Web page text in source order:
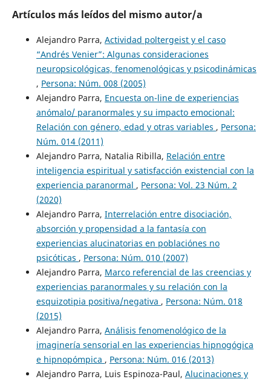
Artículos más leídos del mismo autor/a
Alejandro Parra, Actividad poltergeist y el caso
“Andrés Venier”: Algunas consideraciones
neuropsicológicas, fenomenológicas y psicodinámicas
, Persona: Núm. 008 (2005)
Alejandro Parra, Encuesta on-line de experiencias
anómalo/ paranormales y su impacto emocional:
Relación con género, edad y otras variables , Persona:
Núm. 014 (2011)
Alejandro Parra, Natalia Ribilla, Relación entre
inteligencia espiritual y satisfacción existencial con la
experiencia paranormal , Persona: Vol. 23 Núm. 2
(2020)
Alejandro Parra, Interrelación entre disociación,
absorción y propensidad a la fantasía con
experiencias alucinatorias en poblaciónes no
psicóticas , Persona: Núm. 010 (2007)
Alejandro Parra, Marco referencial de las creencias y
experiencias paranormales y su relación con la
esquizotipia positiva/negativa , Persona: Núm. 018
(2015)
Alejandro Parra, Análisis fenomenológico de la
imaginería sensorial en las experiencias hipnogógica
e hipnopómpica , Persona: Núm. 016 (2013)
Alejandro Parra, Luis Espinoza-Paul, Alucinaciones y